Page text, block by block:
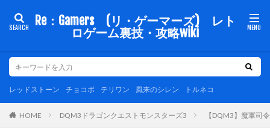
Re：Gamers (リ・ゲーマーズ) レト
ロゲーム裏技・攻略wiki
レッドストーン チョコボ テリワン 風来のシレン トルネコ
HOME DQM3ドラゴンクエストモンスターズ3 【DQM3】魔軍司